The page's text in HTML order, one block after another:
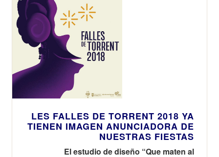
LES FALLES DE TORRENT 2018 YA
TIENEN IMAGEN ANUNCIADORA DE
NUESTRAS FIESTAS
El estudio de diseño “Que maten al